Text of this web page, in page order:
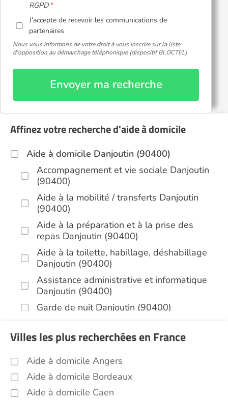
RGPD
J'accepte de recevoir les communications de
partenaires
Nous vous informons de votre droit à vous inscrire sur la liste
d'opposition au démarchage téléphonique (dispositif BLOCTEL).
Envoyer ma recherche
Affinez votre recherche d'aide à domicile
Aide à domicile Danjoutin (90400)
Accompagnement et vie sociale Danjoutin
(90400)
Aide à la mobilité / transferts Danjoutin
(90400)
Aide à la préparation et à la prise des
repas Danjoutin (90400)
Aide à la toilette, habillage, déshabillage
Danjoutin (90400)
Assistance administrative et informatique
Danjoutin (90400)
Garde de nuit Danjoutin (90400)
Entretien du cadre de vie, ménage,
(90400)
Sorties (promenades, rendez-vous
médicaux...) Danjoutin (90400)
Villes les plus recherchées en France
Aide à domicile Angers
Aide à domicile Bordeaux
Aide à domicile Caen